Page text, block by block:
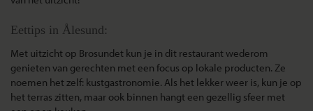
Eettips in Ålesund:
Met uitzicht op Brosundet kun je in dit restaurant wederom
genieten van gerechten met een focus op lokale producten. Ze
noemen het zelf: kustgastronomie. Als het lekker weer is, kun je op
het terras zitten, maar ook binnen hangt een gezellig sfeer met